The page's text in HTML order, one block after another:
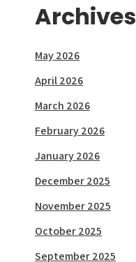
Archives
May 2026
April 2026
March 2026
February 2026
January 2026
December 2025
November 2025
October 2025
September 2025